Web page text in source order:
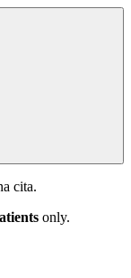
cita.
only.